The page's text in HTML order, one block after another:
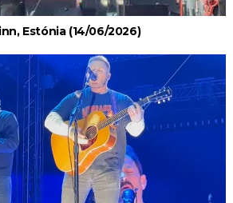
Estónia (14/06/2026)